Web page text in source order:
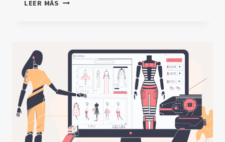
LEER MÁS
CREATIVIDAD
LA
ARQUITECTURA